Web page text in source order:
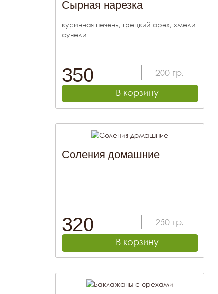
Сырная нарезка
куринная печень, грецкий орех, хмели
сунели
350 200 гр.
В корзину
Соления домашние
320 250 гр.
В корзину